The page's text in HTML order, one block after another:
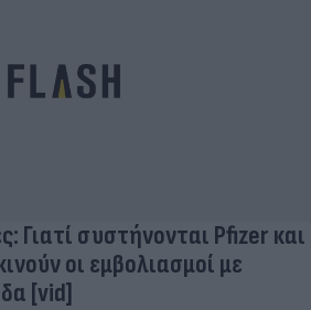
Γιατί συστήνονται Pfizer και
οι εμβολιασμοί με
[vid]